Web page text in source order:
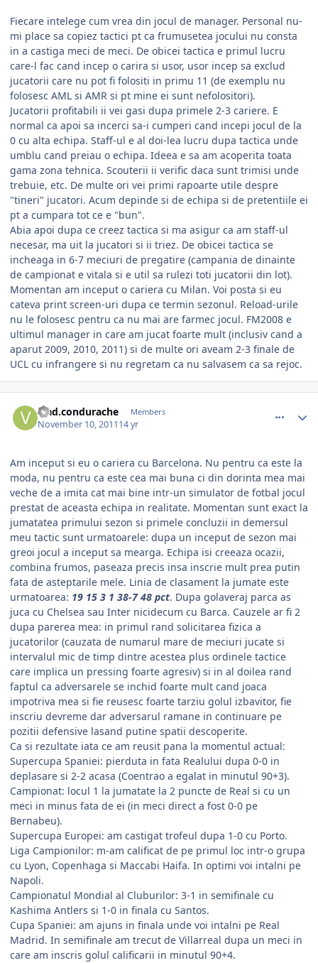
Fiecare intelege cum vrea din jocul de manager. Personal nu-
mi place sa copiez tactici pt ca frumusetea jocului nu consta
in a castiga meci de meci. De obicei tactica e primul lucru
care-l fac cand incep o carira si usor, usor incep sa exclud
jucatorii care nu pot fi folositi in primu 11 (de exemplu nu
folosesc AML si AMR si pt mine ei sunt nefolositori).
Jucatorii profitabili ii vei gasi dupa primele 2-3 cariere. E
normal ca apoi sa incerci sa-i cumperi cand incepi jocul de la
0 cu alta echipa. Staff-ul e al doi-lea lucru dupa tactica unde
umblu cand preiau o echipa. Ideea e sa am acoperita toata
gama zona tehnica. Scouterii ii verific daca sunt trimisi unde
trebuie, etc. De multe ori vei primi rapoarte utile despre
"tineri" jucatori. Acum depinde si de echipa si de pretentiile ei
pt a cumpara tot ce e "bun".
Abia apoi dupa ce creez tactica si ma asigur ca am staff-ul
necesar, ma uit la jucatori si ii triez. De obicei tactica se
incheaga in 6-7 meciuri de pregatire (campania de dinainte
de campionat e vitala si e util sa rulezi toti jucatorii din lot).
Momentan am inceput o cariera cu Milan. Voi posta si eu
cateva print screen-uri dupa ce termin sezonul. Reload-urile
nu le folosesc pentru ca nu mai are farmec jocul. FM2008 e
ultimul manager in care am jucat foarte mult (inclusiv cand a
aparut 2009, 2010, 2011) si de multe ori aveam 2-3 finale de
UCL cu infrangere si nu regretam ca nu salvasem ca sa rejoc.
vlad.condurache Members
November 10, 201114 yr
Am inceput si eu o cariera cu Barcelona. Nu pentru ca este la
moda, nu pentru ca este cea mai buna ci din dorinta mea mai
veche de a imita cat mai bine intr-un simulator de fotbal jocul
prestat de aceasta echipa in realitate. Momentan sunt exact la
jumatatea primului sezon si primele concluzii in demersul
meu tactic sunt urmatoarele: dupa un inceput de sezon mai
greoi jocul a inceput sa mearga. Echipa isi creeaza ocazii,
combina frumos, paseaza precis insa inscrie mult prea putin
fata de asteptarile mele. Linia de clasament la jumate este
urmatoarea: 19 15 3 1 38-7 48 pct. Dupa golaveraj parca as
juca cu Chelsea sau Inter nicidecum cu Barca. Cauzele ar fi 2
dupa parerea mea: in primul rand solicitarea fizica a
jucatorilor (cauzata de numarul mare de meciuri jucate si
intervalul mic de timp dintre acestea plus ordinele tactice
care implica un pressing foarte agresiv) si in al doilea rand
faptul ca adversarele se inchid foarte mult cand joaca
impotriva mea si fie reusesc foarte tarziu golul izbavitor, fie
inscriu devreme dar adversarul ramane in continuare pe
pozitii defensive lasand putine spatii descoperite.
Ca si rezultate iata ce am reusit pana la momentul actual:
Supercupa Spaniei: pierduta in fata Realului dupa 0-0 in
deplasare si 2-2 acasa (Coentrao a egalat in minutul 90+3).
Campionat: locul 1 la jumatate la 2 puncte de Real si cu un
meci in minus fata de ei (in meci direct a fost 0-0 pe
Bernabeu).
Supercupa Europei: am castigat trofeul dupa 1-0 cu Porto.
Liga Campionilor: m-am calificat de pe primul loc intr-o grupa
cu Lyon, Copenhaga si Maccabi Haifa. In optimi voi intalni pe
Napoli.
Campionatul Mondial al Cluburilor: 3-1 in semifinale cu
Kashima Antlers si 1-0 in finala cu Santos.
Cupa Spaniei: am ajuns in finala unde voi intalni pe Real
Madrid. In semifinale am trecut de Villarreal dupa un meci in
care am inscris golul calificarii in minutul 90+4.